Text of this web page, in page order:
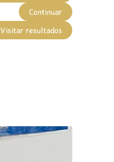
Continuar
Visitar resultados